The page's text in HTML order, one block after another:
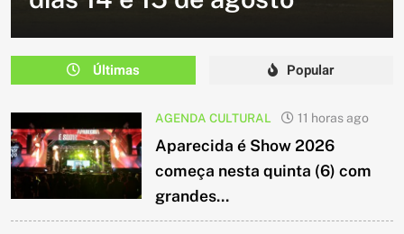
Últimas Popular
AGENDA CULTURAL 11 horas ago
Aparecida é Show 2026
começa nesta quinta (6) com
grandes...